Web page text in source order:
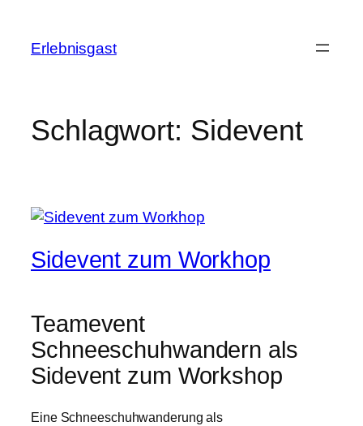
springen
Erlebnisgast
Schlagwort: Sidevent
Sidevent zum Workhop
Teamevent
Schneeschuhwandern als
Sidevent zum Workshop
Eine Schneeschuhwanderung als